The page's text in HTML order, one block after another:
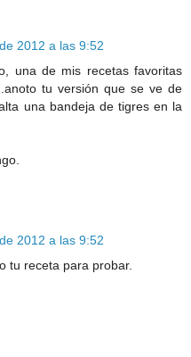
2012 a las 9:52
una de mis recetas favoritas
tu versión que se ve de
una bandeja de tigres en la
2012 a las 9:52
tu receta para probar.